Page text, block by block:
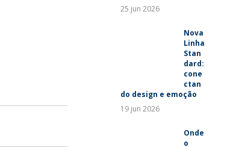
25 jun 2026
Nova
Linha
Stan
dard:
cone
ctan
do design e emoção
19 jun 2026
Onde
o